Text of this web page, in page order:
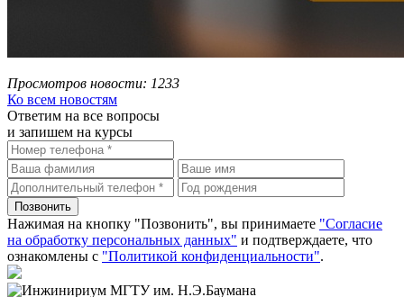
Просмотров новости: 1233
Ко всем новостям
Ответим на все вопросы
и запишем на курсы
Нажимая на кнопку "Позвонить", вы принимаете "Согласие
на обработку персональных данных" и подтверждаете, что
ознакомлены с "Политикой конфиденциальности".